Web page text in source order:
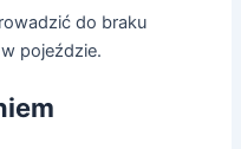
do braku
pojeździe.